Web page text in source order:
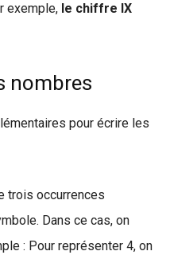
exemple, le chiffre IX
nombres
pour écrire les
trois occurrences
Dans ce cas, on
: Pour représenter 4, on